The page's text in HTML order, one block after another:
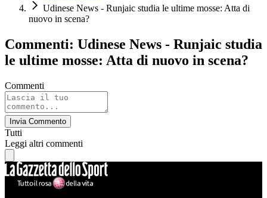
Udinese News - Runjaic studia le ultime mosse: Atta di
nuovo in scena?
Commenti: Udinese News - Runjaic studia
le ultime mosse: Atta di nuovo in scena?
Commenti
Invia Commento
Tutti
Leggi altri commenti